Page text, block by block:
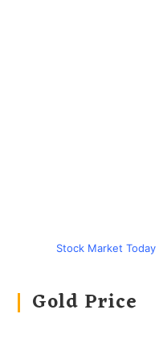
Stock Market Today
Gold Price